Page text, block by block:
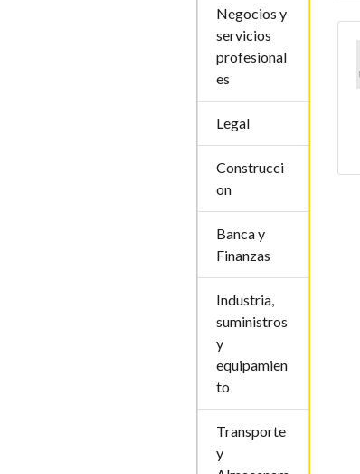
Negocios y
servicios
profesional
es
Legal
Construcci
on
Banca y
Finanzas
Industria,
suministros
y
equipamien
to
Transporte
y